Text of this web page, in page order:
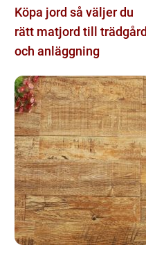
Köpa jord så väljer du
rätt matjord till trädgård
och anläggning